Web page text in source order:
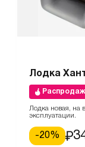
Лодка
Лодка новая, на
эксплуатации.
-20%